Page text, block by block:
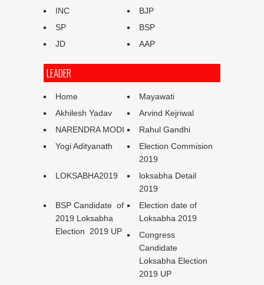
INC
BJP
SP
BSP
JD
AAP
LEADER
Home
Mayawati
Akhilesh Yadav
Arvind Kejriwal
NARENDRA MODI
Rahul Gandhi
Yogi Adityanath
Election Commision
2019
LOKSABHA2019
loksabha Detail
2019
BSP Candidate of
2019 Loksabha
Election 2019 UP
Election date of
Loksabha 2019
Congress
Candidate
Loksabha Election
2019 UP